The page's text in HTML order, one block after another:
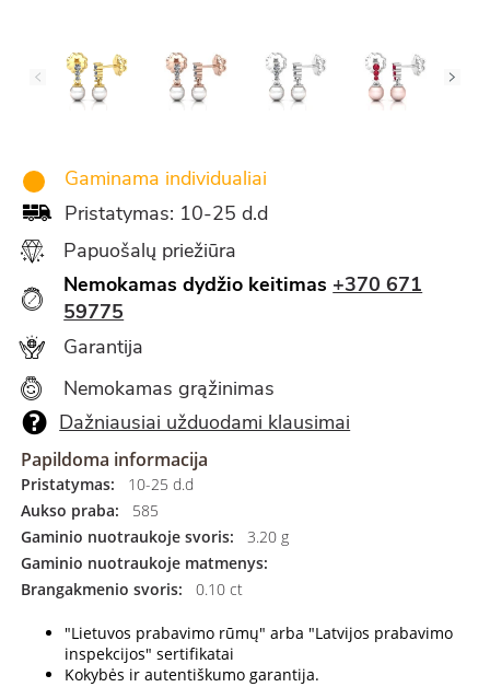
Gaminama individualiai
Pristatymas: 10-25 d.d
Papuošalų priežiūra
Nemokamas dydžio keitimas +370 671
59775
Garantija
Nemokamas grąžinimas
Dažniausiai užduodami klausimai
Papildoma informacija
Pristatymas:
10-25 d.d
Aukso praba:
585
Gaminio nuotraukoje svoris:
3.20 g
Gaminio nuotraukoje matmenys:
Brangakmenio svoris:
0.10 ct
"Lietuvos prabavimo rūmų" arba "Latvijos prabavimo
inspekcijos" sertifikatai
Kokybės ir autentiškumo garantija.